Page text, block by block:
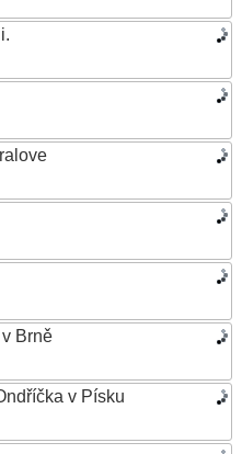
Brně
v Písku